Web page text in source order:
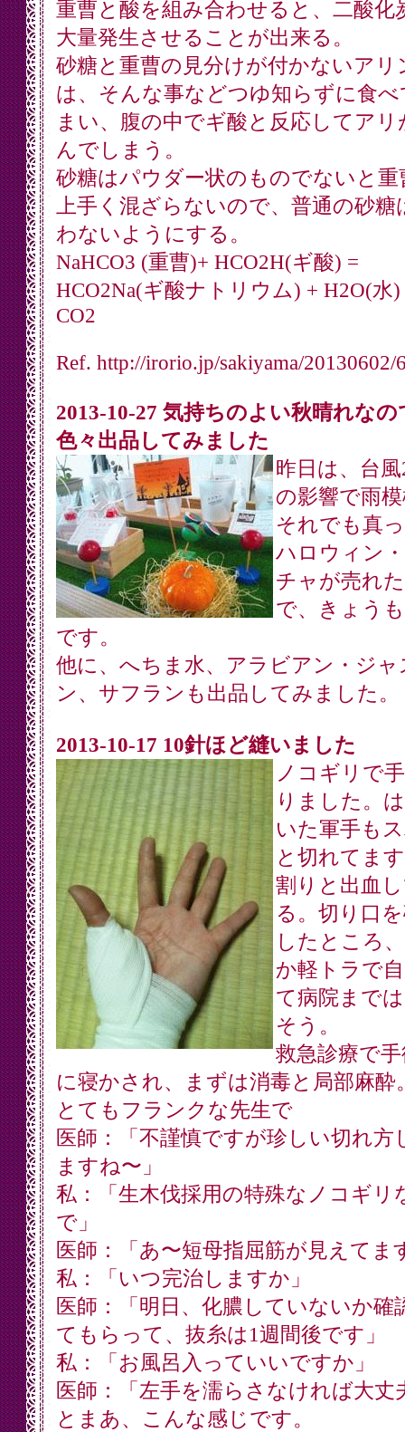
重曹と酸を組み合わせると、二酸化
大量発生させることが出来る。
砂糖と重曹の見分けが付かないアリ
は、そんな事などつゆ知らずに食べ
まい、腹の中でギ酸と反応してアリ
んでしまう。
砂糖はパウダー状のものでないと重
上手く混ざらないので、普通の砂糖
わないようにする。
NaHCO3 (重曹)+ HCO2H(ギ酸) =
HCO2Na(ギ酸ナトリウム) + H2O(水)
CO2
Ref. http://irorio.jp/sakiyama/20130602/
2013-10-27 気持ちのよい秋晴れなの
色々出品してみました
昨日は、台風
の影響で雨
それでも真
ハロウィン
チャが売れ
で、きょう
です。
他に、へちま水、アラビアン・ジャ
ン、サフランも出品してみました。
2013-10-17 10針ほど縫いました
ノコギリで
りました。
いた軍手も
と切れてま
割りと出血
る。切り口
したところ
か軽トラで
て病院まで
そう。
救急診療で
に寝かされ、まずは消毒と局部麻酔
とてもフランクな先生で
医師：「不謹慎ですが珍しい切れ方
ますね〜」
私：「生木伐採用の特殊なノコギリ
で」
医師：「あ〜短母指屈筋が見えてま
私：「いつ完治しますか」
医師：「明日、化膿していないか確
てもらって、抜糸は1週間後です」
私：「お風呂入っていいですか」
医師：「左手を濡らさなければ大丈
とまあ、こんな感じです。